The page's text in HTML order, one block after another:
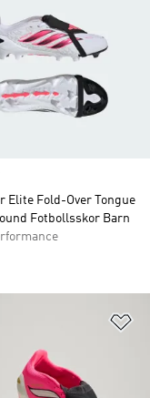
Elite Fold-Over Tongue
Fotbollsskor Barn